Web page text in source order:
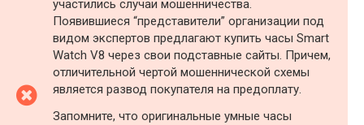
участились случаи мошенничества.
Появившиеся “представители” организации под
видом экспертов предлагают купить часы Smart
Watch V8 через свои подставные сайты. Причем,
отличительной чертой мошеннической схемы
является развод покупателя на предоплату.
Запомните, что оригинальные умные часы